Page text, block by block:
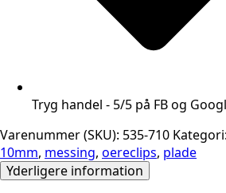
Tryg handel - 5/5 på FB og
Varenummer (SKU): 535-710 Kategori:
10mm, messing, oereclips, plade
Yderligere information